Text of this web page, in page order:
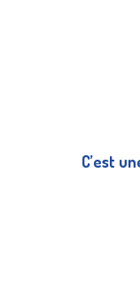
C’est